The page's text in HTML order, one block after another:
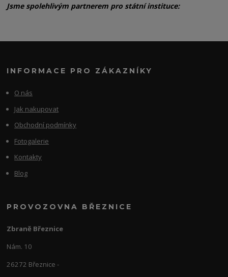
Jsme spolehlivým partnerem pro státní instituce:
INFORMACE PRO ZÁKAZNÍKY
O nás
Jak nakupovat
Obchodní podmínky
Fotogalerie
Kontakty
Blog
PROVOZOVNA BŘEZNICE
Zbraně Březnice
Nám. 10
26272 Březnice -